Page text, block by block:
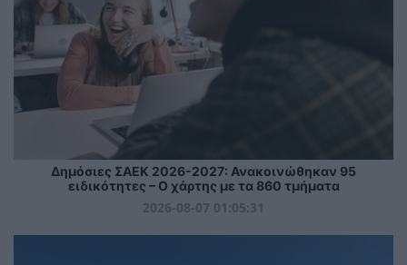
Δημόσιες ΣΑΕΚ 2026-2027: Ανακοινώθηκαν 95
ειδικότητες – Ο χάρτης με τα 860 τμήματα
2026-08-07 01:05:31